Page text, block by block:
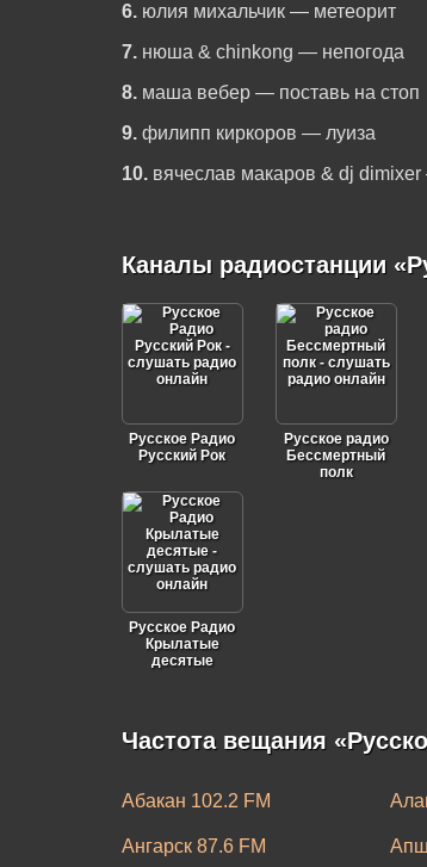
6. юлия михальчик — метеорит
7. нюша & chinkong — непогода
8. маша вебер — поставь на стоп
9. филипп киркоров — луиза
10. вячеслав макаров & dj
Каналы радиостанции
Русское Радио
Русский Рок
Русское радио
Бессмертный
полк
Русское Радио
Крылатые
десятые
Частота вещания
Абакан 102.2 FM
Ангарск 87.6 FM